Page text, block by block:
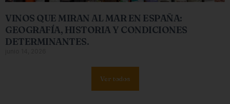
VINOS QUE MIRAN AL MAR EN ESPAÑA:
GEOGRAFÍA, HISTORIA Y CONDICIONES
DETERMINANTES.
Ver todos